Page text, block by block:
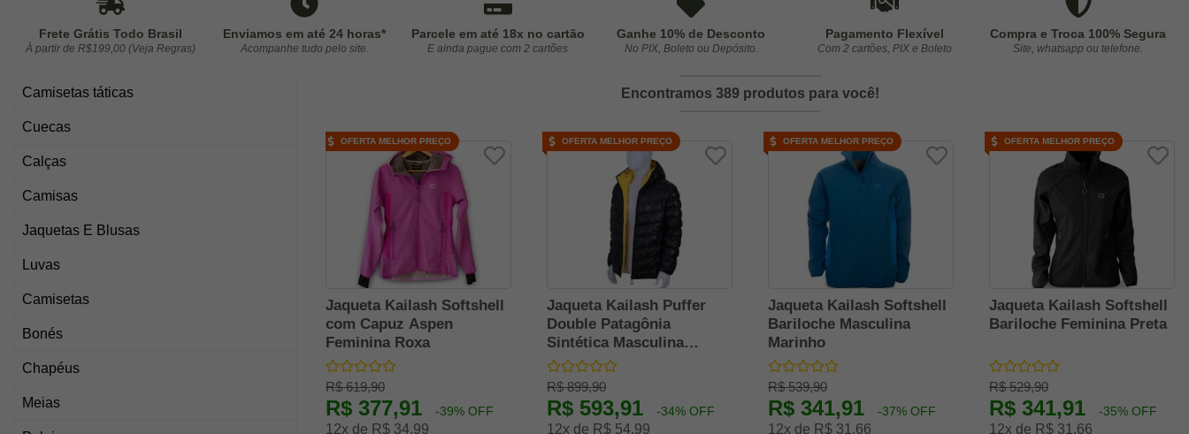
Frete Grátis Todo Brasil
À partir de R$199,00 (Veja Regras)
Enviamos em até 24 horas*
Acompanhe tudo pelo site.
Parcele em até 18x no cartão
E ainda pague com 2 cartões
Ganhe 10% de Desconto
No PIX, Boleto ou Depósito.
Pagamento Flexível
Com 2 cartões, PIX e Boleto
Compra e Troca 100% Segura
Site, whatsapp ou telefone.
Camisetas táticas
Cuecas
Calças
Camisas
Jaquetas E Blusas
Luvas
Camisetas
Bonés
Chapéus
Meias
Encontramos 389 produtos para você!
Jaqueta Kailash Softshell
com Capuz Aspen
Feminina Roxa
R$ 619,90
R$ 377,91 -39% OFF
12x de R$ 34,99
OFERTA MELHOR PREÇO
Jaqueta Kailash Puffer
Double Patagônia
Sintética Masculina
Preto/Amarelo
R$ 899,90
R$ 593,91 -34% OFF
12x de R$ 54,99
OFERTA MELHOR PREÇO
Jaqueta Kailash Softshell
Bariloche Masculina
Marinho
R$ 539,90
R$ 341,91 -37% OFF
12x de R$ 31,66
OFERTA MELHOR PREÇO
Jaqueta Kailash Softshell
Bariloche Feminina Preta
R$ 529,90
R$ 341,91 -35% OFF
12x de R$ 31,66
OFERTA MELHOR PREÇO